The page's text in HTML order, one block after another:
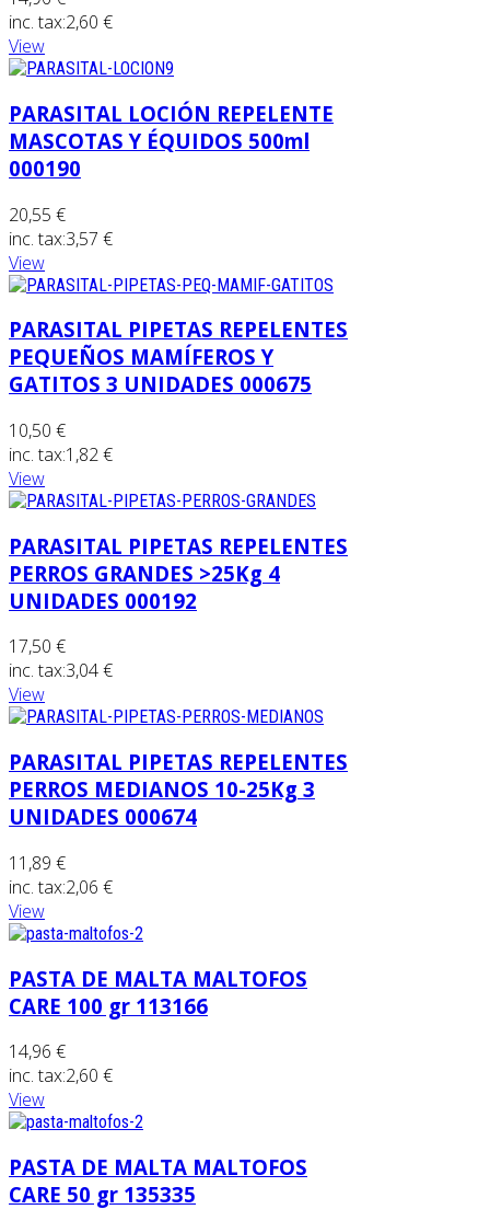
inc. tax:2,60 €
View
PARASITAL LOCIÓN REPELENTE
MASCOTAS Y ÉQUIDOS 500ml
000190
20,55 €
inc. tax:3,57 €
View
PARASITAL PIPETAS REPELENTES
PEQUEÑOS MAMÍFEROS Y
GATITOS 3 UNIDADES 000675
10,50 €
inc. tax:1,82 €
View
PARASITAL PIPETAS REPELENTES
PERROS GRANDES >25Kg 4
UNIDADES 000192
17,50 €
inc. tax:3,04 €
View
PARASITAL PIPETAS REPELENTES
PERROS MEDIANOS 10-25Kg 3
UNIDADES 000674
11,89 €
inc. tax:2,06 €
View
PASTA DE MALTA MALTOFOS
CARE 100 gr 113166
14,96 €
inc. tax:2,60 €
View
PASTA DE MALTA MALTOFOS
CARE 50 gr 135335